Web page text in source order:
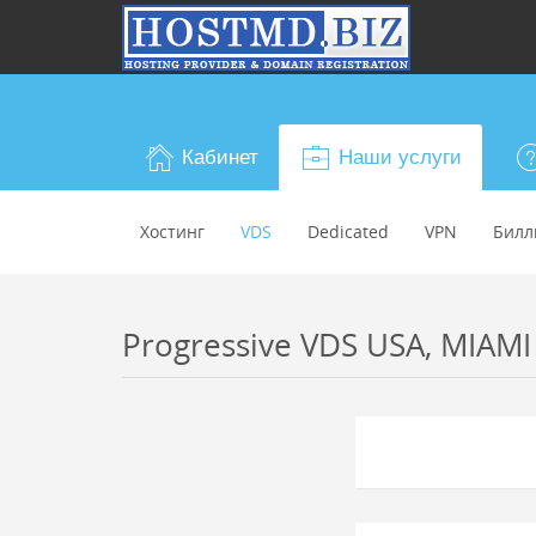
Кабинет Наши услуги
Хостинг VDS Dedicated VPN
Progressive VDS USA,